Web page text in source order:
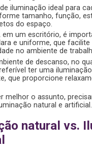
iluminação ideal para
tamanho, função,
do espaço.
em um escritório, é
e uniforme, que
no ambiente de
de descanso, no
ter uma
que proporcione
melhor o assunto,
natural e artificial.
natural vs.